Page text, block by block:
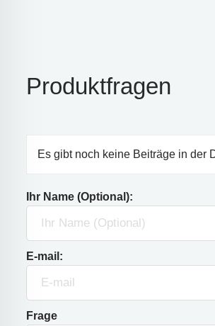
Produktfragen
Es gibt noch keine Beiträge in der
Ihr Name (Optional):
E-mail:
Frage